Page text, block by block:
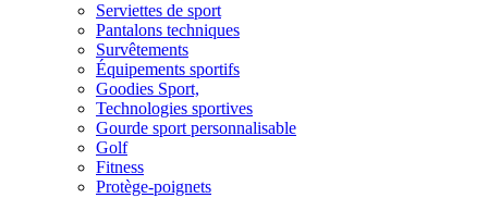
Serviettes de sport
Pantalons techniques
Survêtements
Équipements sportifs
Goodies Sport,
Technologies sportives
Gourde sport personnalisable
Golf
Fitness
Protège-poignets